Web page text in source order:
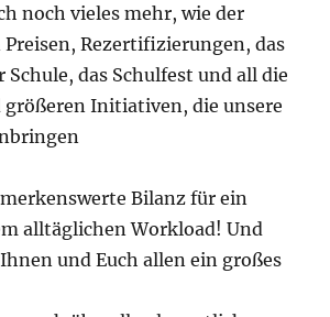
noch vieles mehr, wie der
Preisen, Rezertifizierungen, das
Schule, das Schulfest und all die
Initiativen, die unsere
Bilanz für ein
alltäglichen Workload! Und
und Euch allen ein großes